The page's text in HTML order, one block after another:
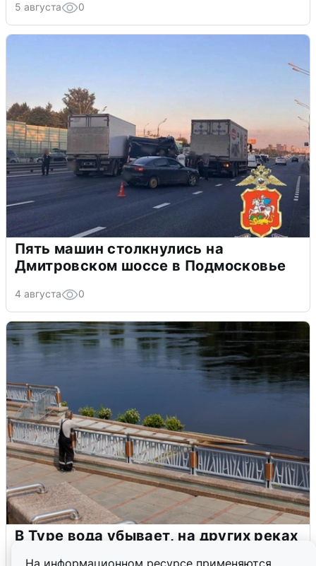
На информационном ресурсе применяются
5 августа 0
Пять машин столкнулись на
Дмитровском шоссе в Подмосковье
4 августа 0
В Туре вода убывает, на других реках